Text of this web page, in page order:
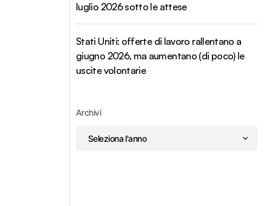
luglio 2026 sotto le attese
Stati Uniti: offerte di lavoro rallentano a
giugno 2026, ma aumentano (di poco) le
uscite volontarie
Archivi